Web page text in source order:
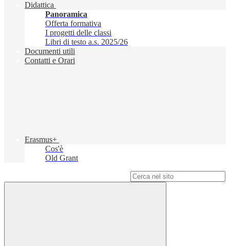
Didattica
Panoramica
Offerta formativa
I progetti delle classi
Libri di testo a.s. 2025/26
Documenti utili
Contatti e Orari
Erasmus+
Cos'è
Old Grant